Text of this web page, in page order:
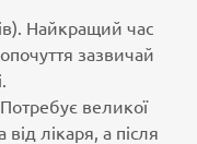
Найкращий час
зазвичай
великої
лікаря, а після